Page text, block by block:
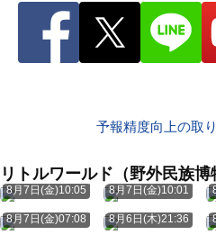
予報精度向上の取
リトルワールド（野外民族
8月7日(金)10:05 8月7日(金)10:01
8月7日(金)07:08 8月6日(木)21:36